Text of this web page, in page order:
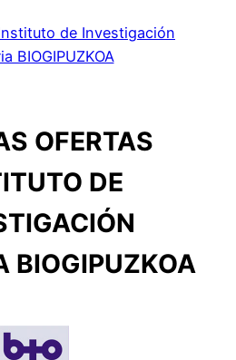
de Investigación
BIOGIPUZKOA
OFERTAS
DE
BIOGIPUZKOA